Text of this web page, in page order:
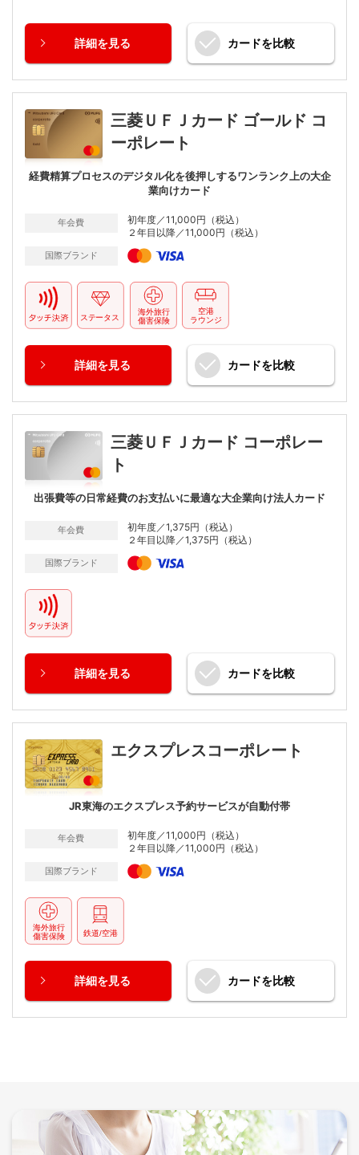
詳細を見る カードを比較
三菱ＵＦＪカード ゴールド コ
ーポレート
経費精算プロセスのデジタル化を後押しするワンランク上の大企
業向けカード
年会費
初年度／11,000円（税込）
２年目以降／11,000円（税込）
国際ブランド
詳細を見る カードを比較
三菱ＵＦＪカード コーポレー
ト
出張費等の日常経費のお支払いに最適な大企業向け法人カード
年会費
初年度／1,375円（税込）
２年目以降／1,375円（税込）
国際ブランド
詳細を見る カードを比較
エクスプレスコーポレート
JR東海のエクスプレス予約サービスが自動付帯
年会費
初年度／11,000円（税込）
２年目以降／11,000円（税込）
国際ブランド
詳細を見る カードを比較